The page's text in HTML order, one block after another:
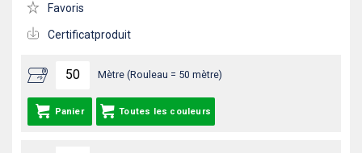
Mètre (Rouleau = 50 mètre)
Panier Toutes les couleurs
Favoris
Certificatproduit